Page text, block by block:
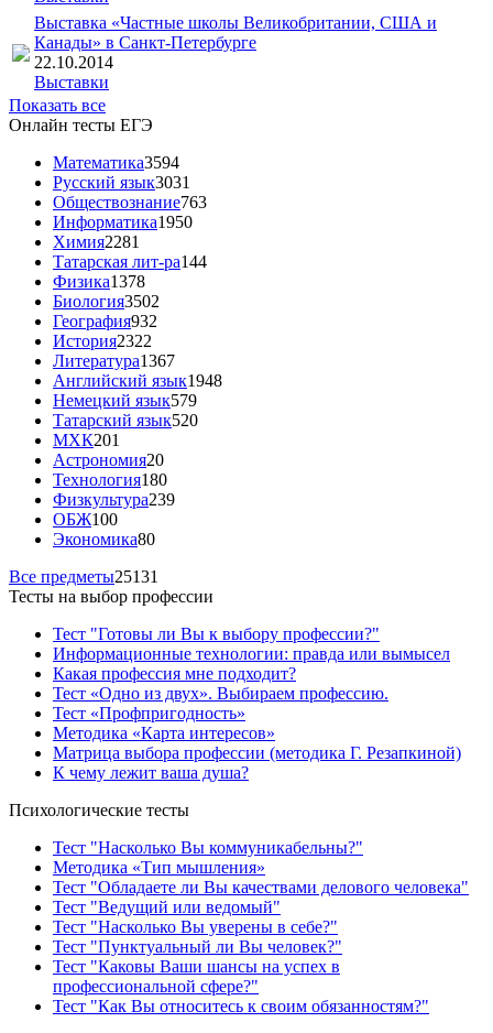
Выставка «Частные школы Великобритании, США и
Канады» в Санкт-Петербурге
22.10.2014
Выставки
Показать все
Онлайн тесты ЕГЭ
Математика3594
Русский язык3031
Обществознание763
Информатика1950
Химия2281
Татарская лит-ра144
Физика1378
Биология3502
География932
История2322
Литература1367
Английский язык1948
Немецкий язык579
Татарский язык520
МХК201
Астрономия20
Технология180
Физкультура239
ОБЖ100
Экономика80
Все предметы25131
Тесты на выбор профессии
Тест "Готовы ли Вы к выбору профессии?"
Информационные технологии: правда или вымысел
Какая профессия мне подходит?
Тест «Одно из двух». Выбираем профессию.
Тест «Профпригодность»
Методика «Карта интересов»
Матрица выбора профессии (методика Г. Резапкиной)
К чему лежит ваша душа?
Психологические тесты
Тест "Насколько Вы коммуникабельны?"
Методика «Тип мышления»
Тест "Обладаете ли Вы качествами делового человека"
Тест "Ведущий или ведомый"
Тест "Насколько Вы уверены в себе?"
Тест "Пунктуальный ли Вы человек?"
Тест "Каковы Ваши шансы на успех в
профессиональной сфере?"
Тест "Как Вы относитесь к своим обязанностям?"